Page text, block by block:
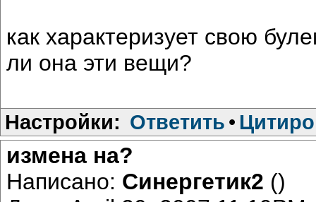
как характеризует свою
ли она эти вещи?
Настройки: Ответить •
измена на?
Написано: Синергетик2 ()